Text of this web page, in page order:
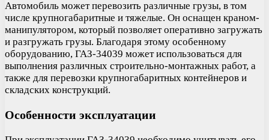
Автомобиль может перевозить различные грузы, в том
числе крупногабаритные и тяжелые. Он оснащен краном-
манипулятором, который позволяет оперативно загружать
и разгружать грузы. Благодаря этому особенному
оборудованию, ГАЗ-34039 может использоваться для
выполнения различных строительно-монтажных работ, а
также для перевозки крупногабаритных контейнеров и
складских конструкций.
Особенности эксплуатации